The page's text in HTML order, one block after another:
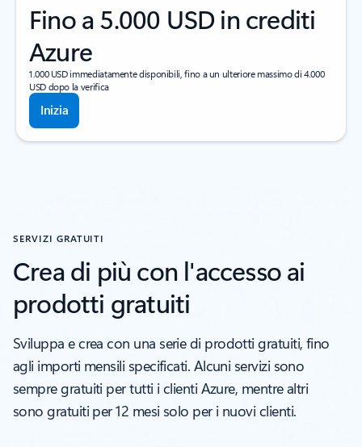
Fino a 5.000 USD in crediti
Azure
1.000 USD immediatamente disponibili, fino a un ulteriore massimo di 4.000
USD dopo la verifica
Inizia
SERVIZI GRATUITI
Crea di più con l'accesso ai
prodotti gratuiti
Sviluppa e crea con una serie di prodotti gratuiti, fino
agli importi mensili specificati. Alcuni servizi sono
sempre gratuiti per tutti i clienti Azure, mentre altri
sono gratuiti per 12 mesi solo per i nuovi clienti.